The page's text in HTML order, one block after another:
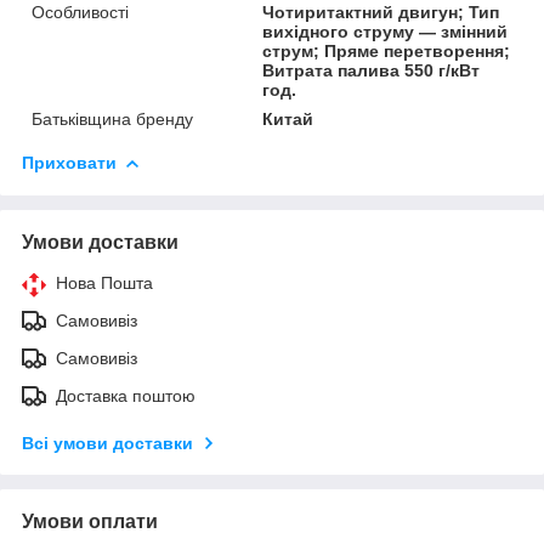
Особливості
Чотиритактний двигун; Тип
вихідного струму — змінний
струм; Пряме перетворення;
Витрата палива 550 г/кВт
год.
Батьківщина бренду
Китай
Приховати
Умови доставки
Нова Пошта
Самовивіз
Самовивіз
Доставка поштою
Всі умови доставки
Умови оплати